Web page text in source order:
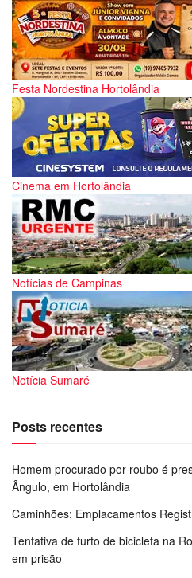
Festa Nordestina Hortolândia
Cinema em Hortolândia
Notícias de Campinas
Notícia Sumaré
Posts recentes
Homem procurado por roubo é
Ângulo, em Hortolândia
Caminhões: Emplacamentos
Tentativa de furto de bicicleta na
em prisão